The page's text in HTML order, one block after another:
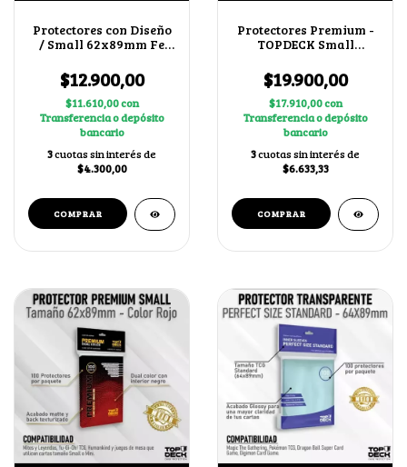
Protectores con Diseño
/ Small 62x89mm Fe
$12.900,00
$11.610,00con
Transferencia o depósito
bancario
3cuotas sin interés de
$4.300,00
Protectores Premium -
TOPDECK Small
$19.900,00
$17.910,00con
Transferencia o depósito
bancario
3cuotas sin interés de
$6.633,33